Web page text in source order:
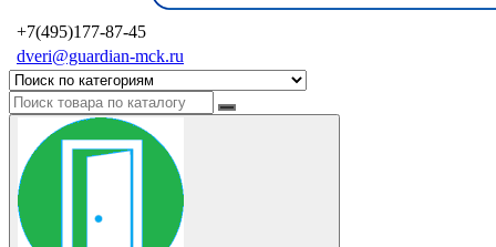
+7(495)177-87-45
dveri@guardian-mck.ru